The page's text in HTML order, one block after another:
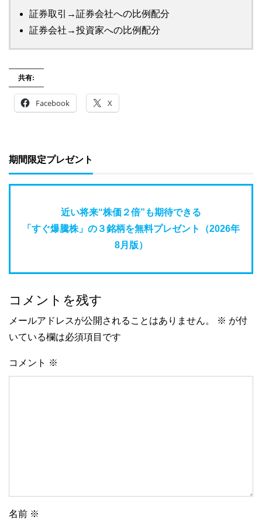
証券取引→証券会社への比例配分
証券会社→投資家への比例配分
共有:
Facebook X
期間限定プレゼント
近い将来“株価２倍”も期待できる
「すぐ爆騰株」の３銘柄を無料プレゼント（2026年
8月版）
コメントを残す
メールアドレスが公開されることはありません。 ※ が付
いている欄は必須項目です
コメント ※
名前 ※